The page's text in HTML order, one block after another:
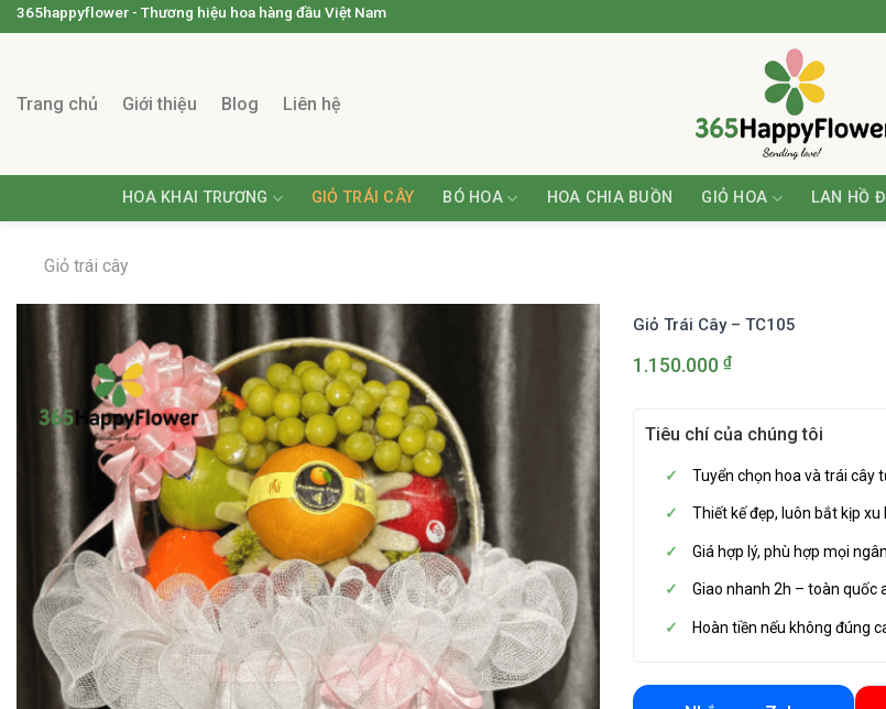
365happyflower - Thương hiệu hoa hàng đầu Việt Nam
Trang chủ Giới thiệu Blog Liên hệ
HOA KHAI TRƯƠNG GIỎ TRÁI CÂY BÓ HOA HOA CHIA BUỒN GIỎ HOA LAN HỒ
Giỏ trái cây
Giỏ Trái Cây – TC105
1.150.000 ₫
Tiêu chí của chúng tôi
Tuyển chọn hoa và trái cây
Thiết kế đẹp, luôn bắt kịp xu
Giá hợp lý, phù hợp mọi
Giao nhanh 2h – toàn quốc
Hoàn tiền nếu không đúng